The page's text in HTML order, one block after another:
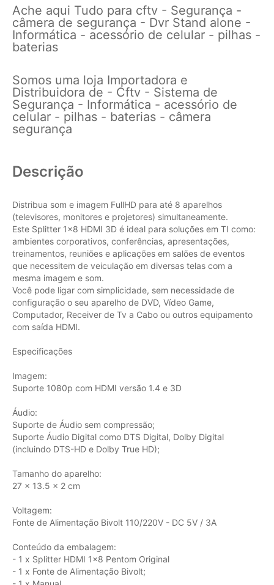
Ache aqui Tudo para cftv - Segurança -
câmera de segurança - Dvr Stand alone -
Informática - acessório de celular - pilhas -
baterias
Somos uma loja Importadora e
Distribuidora de - Cftv - Sistema de
Segurança - Informática - acessório de
celular - pilhas - baterias - câmera
segurança
Descrição
Distribua som e imagem FullHD para até 8 aparelhos
(televisores, monitores e projetores) simultaneamente.
Este Splitter 1x8 HDMI 3D é ideal para soluções em TI como:
ambientes corporativos, conferências, apresentações,
treinamentos, reuniões e aplicações em salões de eventos
que necessitem de veiculação em diversas telas com a
mesma imagem e som.
Você pode ligar com simplicidade, sem necessidade de
configuração o seu aparelho de DVD, Vídeo Game,
Computador, Receiver de Tv a Cabo ou outros equipamento
com saída HDMI.
Especificações
Imagem:
Suporte 1080p com HDMI versão 1.4 e 3D
Áudio:
Suporte de Áudio sem compressão;
Suporte Áudio Digital como DTS Digital, Dolby Digital
(incluindo DTS-HD e Dolby True HD);
Tamanho do aparelho:
27 x 13.5 x 2 cm
Voltagem:
Fonte de Alimentação Bivolt 110/220V - DC 5V / 3A
Conteúdo da embalagem:
- 1 x Splitter HDMI 1x8 Pentom Original
- 1 x Fonte de Alimentação Bivolt;